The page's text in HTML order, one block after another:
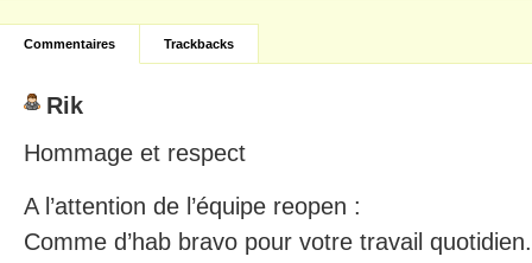
Commentaires Trackbacks
Rik
Hommage et respect
A l’attention de l’équipe reopen :
Comme d’hab bravo pour votre travail quotidien.